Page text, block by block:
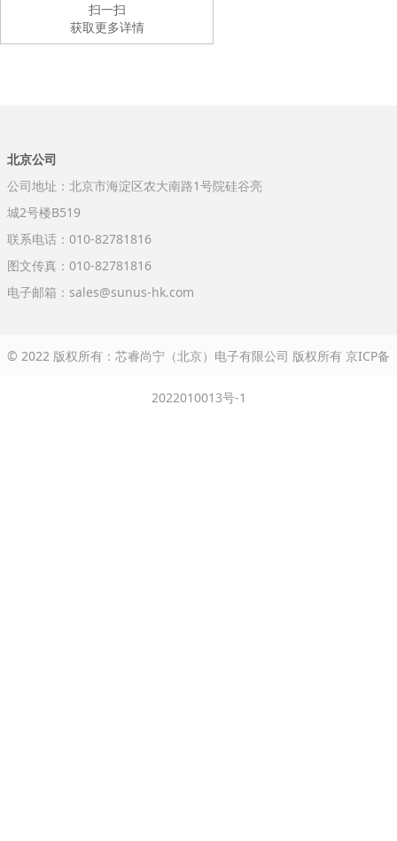
扫一扫
获取更多详情
北京公司
公司地址：北京市海淀区农大南路1号院硅谷亮
城2号楼B519
联系电话：010-82781816
图文传真：010-82781816
电子邮箱：sales@sunus-hk.com
© 2022 版权所有：芯睿尚宁（北京）电子有限公司 版权所有 京ICP备
2022010013号-1